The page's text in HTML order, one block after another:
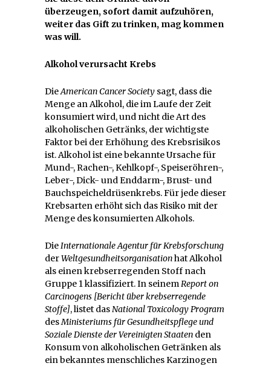
überzeugen, sofort damit aufzuhören,
weiter das Gift zu trinken, mag kommen
was will.
Alkohol verursacht Krebs
DieAmerican Cancer Society sagt, dass die
Menge an Alkohol, die im Laufe der Zeit
konsumiert wird, und nicht die Art des
alkoholischen Getränks, der wichtigste
Faktor bei der Erhöhung des Krebsrisikos
ist. Alkohol ist eine bekannte Ursache für
Mund-, Rachen-, Kehlkopf-, Speiseröhren-,
Leber-, Dick- und Enddarm-, Brust- und
Bauchspeicheldrüsenkrebs. Für jede dieser
Krebsarten erhöht sich das Risiko mit der
Menge des konsumierten Alkohols.
DieInternationale Agentur für Krebsforschung
derWeltgesundheitsorganisationhat Alkohol
als einen krebserregenden Stoff nach
Gruppe 1 klassifiziert. In seinemReport on
Carcinogens [Bericht über krebserregende
Stoffe], listet dasNational Toxicology Program
desMinisteriums für Gesundheitspflege und
Soziale Dienste der Vereinigten Staaten den
Konsum von alkoholischen Getränken als
ein bekanntes menschliches Karzinogen